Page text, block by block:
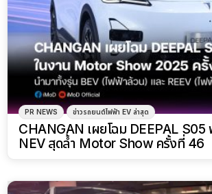
PR NEWS ข่าวรถยนต์ไฟฟ้า EV ล่าสุด
CHANGAN เผยโฉม DEEPAL
NEV สุดล้ำ Motor Show ครั้งที่ 46